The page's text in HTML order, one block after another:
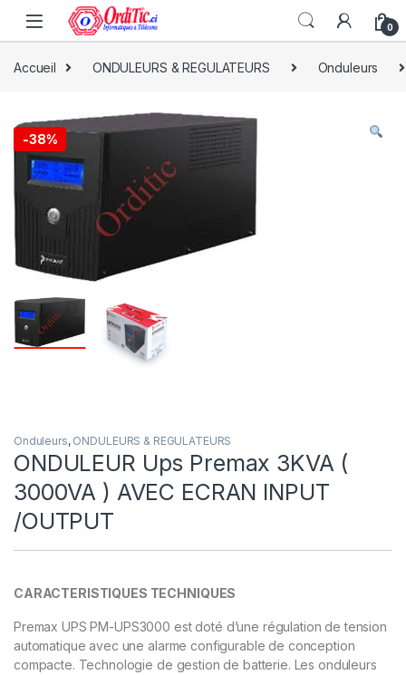
0
Accueil ONDULEURS & REGULATEURS Onduleurs
-38%
Onduleurs, ONDULEURS & REGULATEURS
ONDULEUR Ups Premax 3KVA (
3000VA ) AVEC ECRAN INPUT
/OUTPUT
CARACTERISTIQUES TECHNIQUES
Premax UPS PM-UPS3000 est doté d’une régulation de tension
automatique avec une alarme configurable de conception
compacte. Technologie de gestion de batterie. Les onduleurs